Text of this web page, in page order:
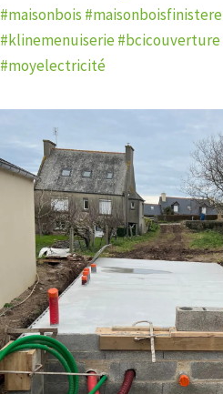
#maisonbois #maisonboisfinistere
#klinemenuiserie#bcicouverture
#moyelectricité